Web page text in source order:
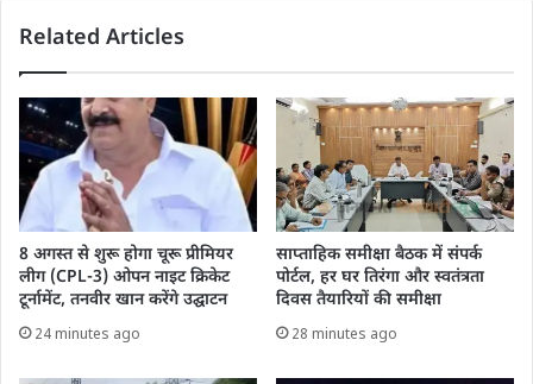
Related Articles
8 अगस्त से शुरू होगा चूरू प्रीमियर
लीग (CPL-3) ओपन नाइट क्रिकेट
टूर्नामेंट, तनवीर खान करेंगे उद्घाटन
24 minutes ago
साप्ताहिक समीक्षा बैठक में संपर्क
पोर्टल, हर घर तिरंगा और स्वतंत्रता
दिवस तैयारियों की समीक्षा
28 minutes ago